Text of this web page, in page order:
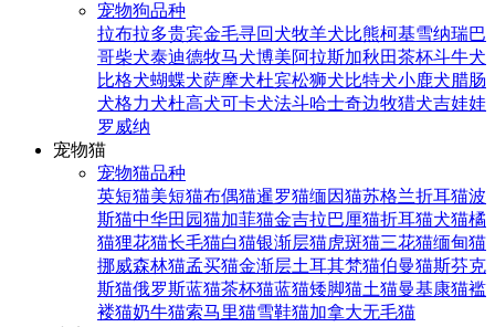
宠物狗品种
拉布拉多贵宾金毛寻回犬牧羊犬比熊柯基雪纳瑞巴
哥柴犬泰迪德牧马犬博美阿拉斯加秋田茶杯斗牛犬
比格犬蝴蝶犬萨摩犬杜宾松狮犬比特犬小鹿犬腊肠
犬格力犬杜高犬可卡犬法斗哈士奇边牧猎犬吉娃娃
罗威纳
宠物猫
宠物猫品种
英短猫美短猫布偶猫暹罗猫缅因猫苏格兰折耳猫波
斯猫中华田园猫加菲猫金吉拉巴厘猫折耳猫犬猫橘
猫狸花猫长毛猫白猫银渐层猫虎斑猫三花猫缅甸猫
挪威森林猫孟买猫金渐层土耳其梵猫伯曼猫斯芬克
斯猫俄罗斯蓝猫茶杯猫蓝猫矮脚猫土猫曼基康猫褴
褛猫奶牛猫索马里猫雪鞋猫加拿大无毛猫